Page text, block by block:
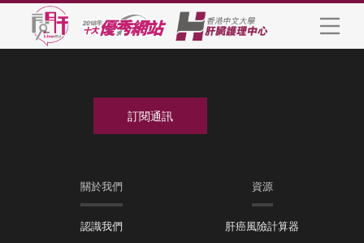
關於我們
認識我們
資源
肝癌風險計算器